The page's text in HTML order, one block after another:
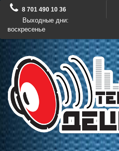
8 701 490 10 36
Выходные дни:
воскресенье